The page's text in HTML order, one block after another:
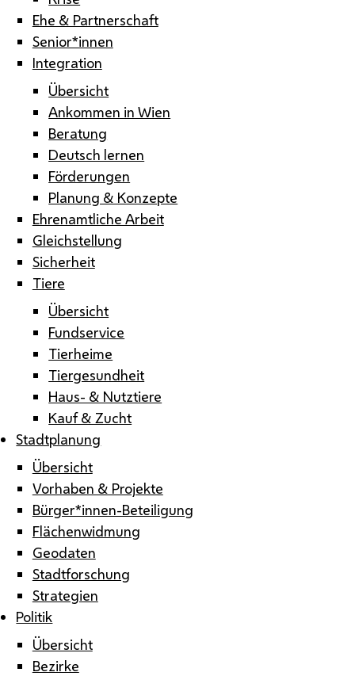
Ehe & Partnerschaft
Senior*innen
Integration
Übersicht
Ankommen in Wien
Beratung
Deutsch lernen
Förderungen
Planung & Konzepte
Ehrenamtliche Arbeit
Gleichstellung
Sicherheit
Tiere
Übersicht
Fundservice
Tierheime
Tiergesundheit
Haus- & Nutztiere
Kauf & Zucht
Stadtplanung
Übersicht
Vorhaben & Projekte
Bürger*innen-Beteiligung
Flächenwidmung
Geodaten
Stadtforschung
Strategien
Politik
Übersicht
Bezirke